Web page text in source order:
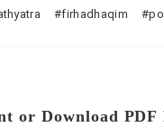
firhadhaqim
or Download PDF